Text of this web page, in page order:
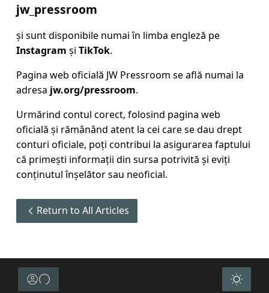
jw_pressroom
și sunt disponibile numai în limba engleză pe
Instagram și TikTok.
Pagina web oficială JW Pressroom se află numai la
adresa jw.org/pressroom.
Urmărind contul corect, folosind pagina web
oficială și rămânând atent la cei care se dau drept
conturi oficiale, poți contribui la asigurarea faptului
că primești informații din sursa potrivită și eviți
conținutul înșelător sau neoficial.
Return to All Articles